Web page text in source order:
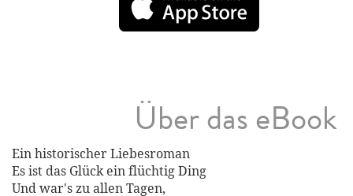
Über das eBook
Ein historischer Liebesroman
Es ist das Glück ein flüchtig Ding
Und war's zu allen Tagen,